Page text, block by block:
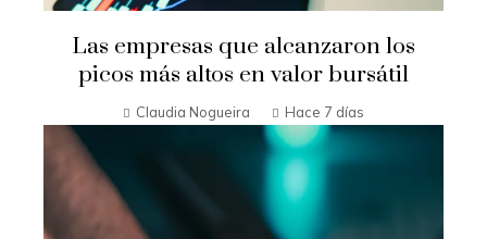
Las empresas que alcanzaron los
picos más altos en valor bursátil
Claudia Nogueira Hace 7 días